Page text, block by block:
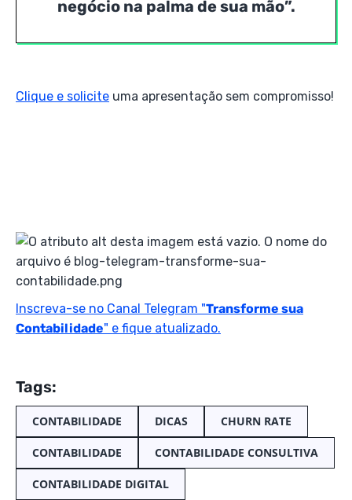
negócio na palma de sua mão”.
Clique e solicite uma apresentação sem compromisso!
Inscreva-se no Canal Telegram "Transforme sua
Contabilidade" e fique atualizado.
Tags:
CONTABILIDADE DICAS CHURN RATE
CONTABILIDADE CONTABILIDADE CONSULTIVA
CONTABILIDADE DIGITAL